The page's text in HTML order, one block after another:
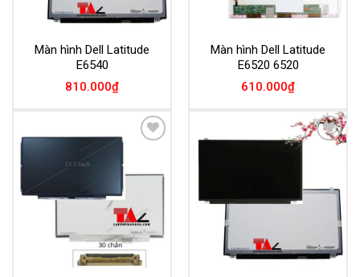
Màn hình Dell Latitude
E6540
810.000₫
Màn hình Dell Latitude
E6520 6520
610.000₫